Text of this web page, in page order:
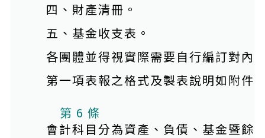
四、財產清冊。
五、基金收支表。
各團體並得視實際需要自行編訂對內
第一項表報之格式及製表說明如附件
本條文有附件
第 6 條
會計科目分為資產、負債、基金暨餘